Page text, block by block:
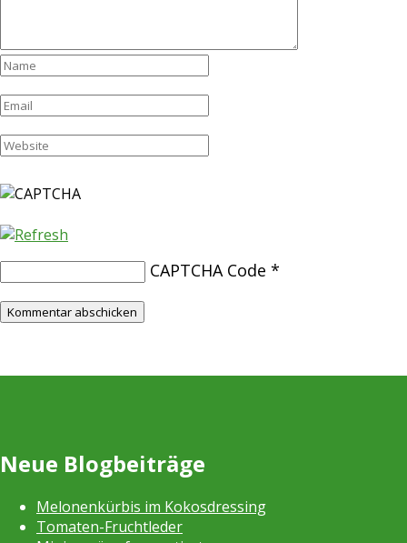
CAPTCHA Code *
Neue Blogbeiträge
Melonenkürbis im Kokosdressing
Tomaten-Fruchtleder